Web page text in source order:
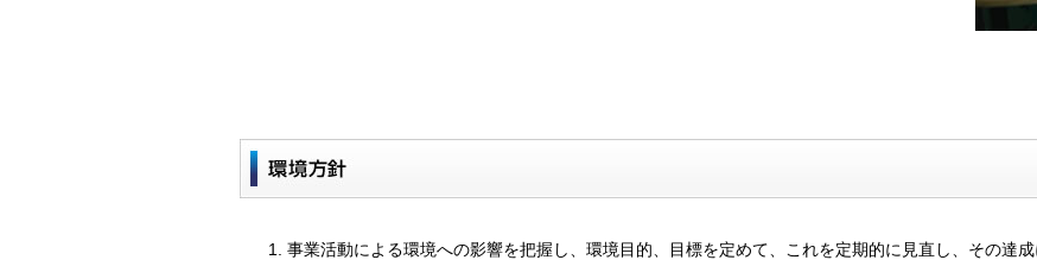
事業活動による環境への影響を把握し、環境目的、目標を定めて、これを定期的に見直し、その達